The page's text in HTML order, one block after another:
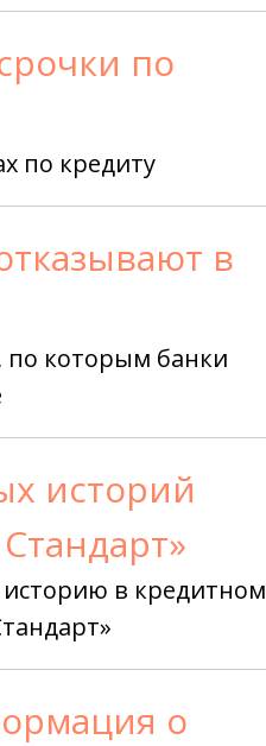
по
по кредиту
в
которым банки
историй
в кредитном
о